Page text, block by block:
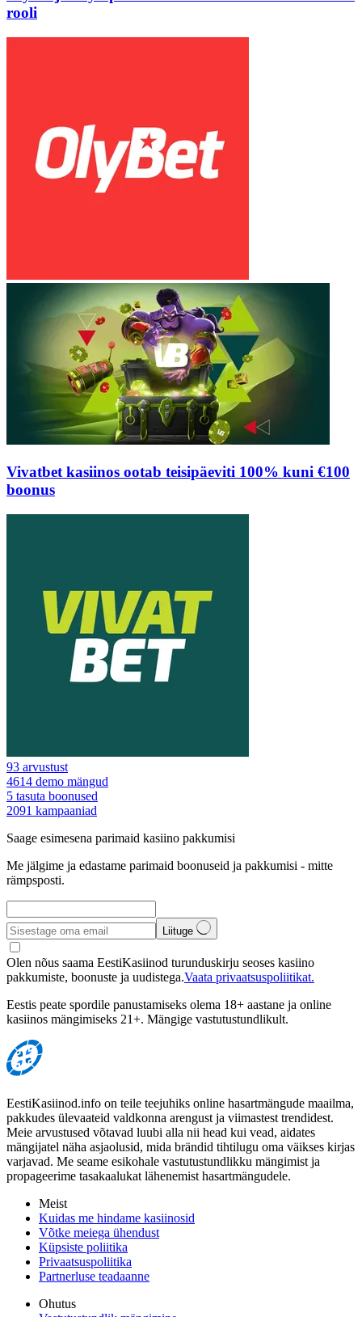
rooli
Vivatbet kasiinos ootab teisipäeviti 100% kuni €100
boonus
93 arvustust
4614 demo mängud
5 tasuta boonused
2091 kampaaniad
Saage esimesena parimaid kasiino pakkumisi
Me jälgime ja edastame parimaid boonuseid ja pakkumisi - mitte
rämpsposti.
Liituge
Olen nõus saama EestiKasiinod turunduskirju seoses kasiino
pakkumiste, boonuste ja uudistega.Vaata privaatsuspoliitikat.
Eestis peate spordile panustamiseks olema 18+ aastane ja online
kasiinos mängimiseks 21+. Mängige vastutustundlikult.
EestiKasiinod.info on teile teejuhiks online hasartmängude maailma,
pakkudes ülevaateid valdkonna arengust ja viimastest trendidest.
Meie arvustused võtavad luubi alla nii head kui vead, aidates
mängijatel näha asjaolusid, mida brändid tihtilugu oma väikses kirjas
varjavad. Me seame esikohale vastutustundlikku mängimist ja
propageerime tasakaalukat lähenemist hasartmängudele.
Meist
Kuidas me hindame kasiinosid
Võtke meiega ühendust
Küpsiste poliitika
Privaatsuspoliitika
Partnerluse teadaanne
Ohutus